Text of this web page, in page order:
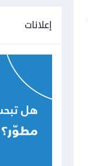
إعلانات